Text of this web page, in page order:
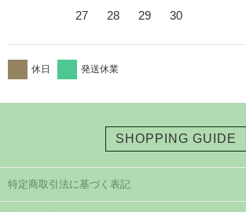
27 28 29 30
休日 発送休業
SHOPPING GUIDE
特定商取引法に基づく表記